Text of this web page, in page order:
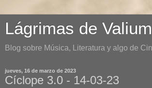
Lágrimas de Valium
Blog sobre Música, Literatura y algo de
jueves, 16 de marzo de 2023
Cíclope 3.0 - 14-03-23